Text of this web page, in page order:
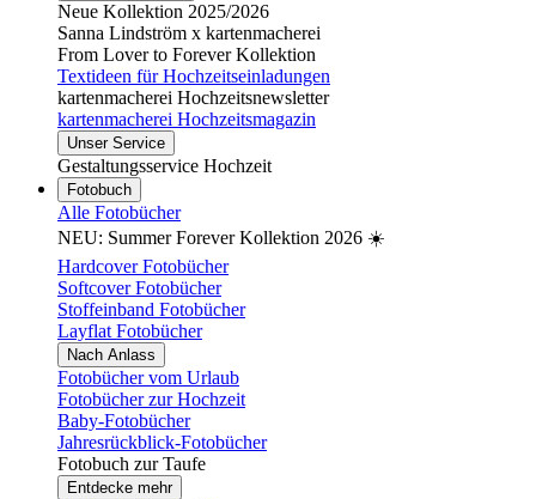
Neue Kollektion 2025/2026
Sanna Lindström x kartenmacherei
From Lover to Forever Kollektion
Textideen für Hochzeitseinladungen
kartenmacherei Hochzeitsnewsletter
kartenmacherei Hochzeitsmagazin
Unser Service
Gestaltungsservice Hochzeit
Fotobuch
Alle Fotobücher
NEU: Summer Forever Kollektion 2026 ☀️
Hardcover Fotobücher
Softcover Fotobücher
Stoffeinband Fotobücher
Layflat Fotobücher
Nach Anlass
Fotobücher vom Urlaub
Fotobücher zur Hochzeit
Baby-Fotobücher
Jahresrückblick-Fotobücher
Fotobuch zur Taufe
Entdecke mehr